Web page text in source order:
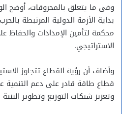
وفي ما يتعلق بالمحروقات، أوضح
بداية الأزمة الدولية المرتبطة
محكمة لتأمين الإمدادات والحفاظ
الاستراتيجي.
وأضاف أن رؤية القطاع تتجاوز
قطاع طاقة قادر على دعم التنمية
وتعزيز شبكات التوزيع وتطوير